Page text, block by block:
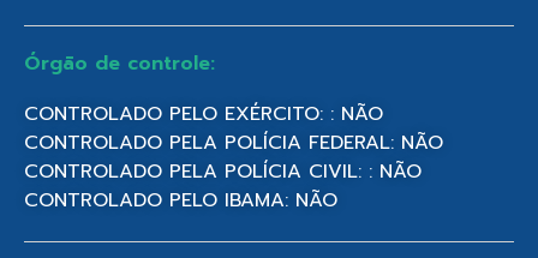
Órgão de controle:
CONTROLADO PELO EXÉRCITO: : NÃO
CONTROLADO PELA POLÍCIA FEDERAL: NÃO
CONTROLADO PELA POLÍCIA CIVIL: : NÃO
CONTROLADO PELO IBAMA: NÃO